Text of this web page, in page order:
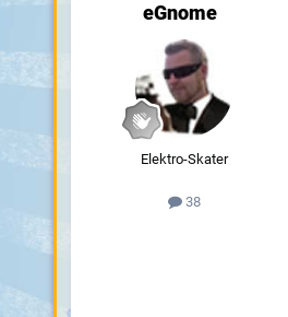
eGnome
Elektro-Skater
38